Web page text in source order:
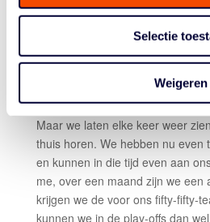
Selectie
Weigeren
goede wedstrijd van ons, maar
nederlaag voelt op dat moment
nederlaag. Maar eigenlijk zijn we
proces, omdat we goed aan het
werken keihard, maar komen
tegen tegenstanders van dit
Maar we laten elke keer weer
thuis horen. We hebben nu even
en kunnen in die tijd even aan
me, over een maand zijn we een
krijgen we de voor ons fifty-fifty-
kunnen we in de play-offs dan